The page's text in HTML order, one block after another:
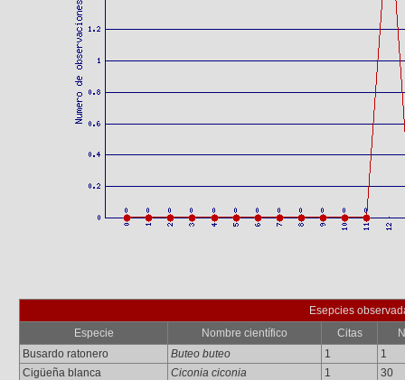
Esepcies
Especie
Nombre científico Citas
Busardo ratonero
Buteo buteo 1
1
Cigüeña blanca
Ciconia ciconia 1 30